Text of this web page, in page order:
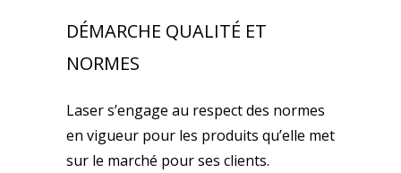
DÉMARCHE QUALITÉ ET
NORMES
Laser s’engage au respect des normes
en vigueur pour les produits qu’elle met
sur le marché pour ses clients.